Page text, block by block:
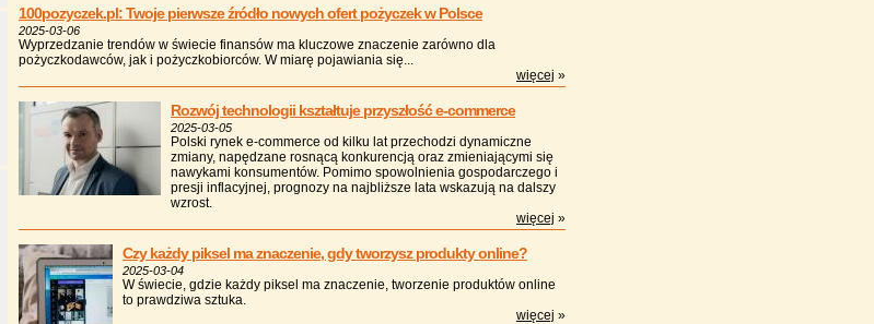
100pozyczek.pl: Twoje pierwsze źródło nowych ofert pożyczek w Polsce
2025-03-06
Wyprzedzanie trendów w świecie finansów ma kluczowe znaczenie zarówno dla
pożyczkodawców, jak i pożyczkobiorców. W miarę pojawiania się...
więcej »
Rozwój technologii kształtuje przyszłość e-commerce
2025-03-05
Polski rynek e-commerce od kilku lat przechodzi dynamiczne
zmiany, napędzane rosnącą konkurencją oraz zmieniającymi się
nawykami konsumentów. Pomimo spowolnienia gospodarczego i
presji inflacyjnej, prognozy na najbliższe lata wskazują na dalszy
wzrost.
więcej »
Czy każdy piksel ma znaczenie, gdy tworzysz produkty online?
2025-03-04
W świecie, gdzie każdy piksel ma znaczenie, tworzenie produktów online
to prawdziwa sztuka.
więcej »